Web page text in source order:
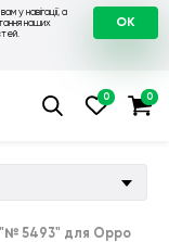
у навігації, а
наших
OK
💛 Чохол для Oppo
"№ 5493" для Oppo